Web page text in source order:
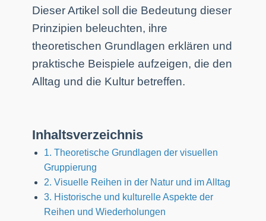
Dieser Artikel soll die Bedeutung dieser
Prinzipien beleuchten, ihre
theoretischen Grundlagen erklären und
praktische Beispiele aufzeigen, die den
Alltag und die Kultur betreffen.
Inhaltsverzeichnis
1. Theoretische Grundlagen der visuellen
Gruppierung
2. Visuelle Reihen in der Natur und im Alltag
3. Historische und kulturelle Aspekte der
Reihen und Wiederholungen